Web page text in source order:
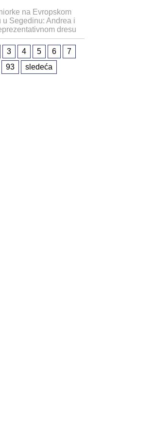
na Evropskom
u Segedinu: Andrea i
dresu
3 4 5 6
7
93 sledeća